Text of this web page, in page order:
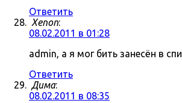
Ответить
Xenon:
08.02.2011 в 01:28
admin, а я мог бить занесён в
Ответить
Дима:
08.02.2011 в 08:35